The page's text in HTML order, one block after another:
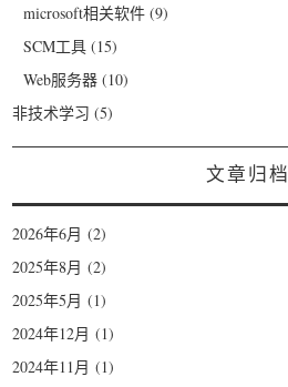
microsoft相关软件 (9)
SCM工具 (15)
Web服务器 (10)
非技术学习 (5)
文章归档
2026年6月 (2)
2025年8月 (2)
2025年5月 (1)
2024年12月 (1)
2024年11月 (1)